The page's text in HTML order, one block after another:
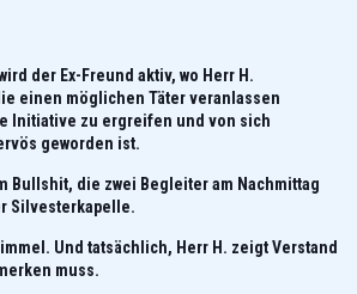
der Ex-Freund aktiv, wo Herr H.
einen möglichen Täter veranlassen
Initiative zu ergreifen und von sich
geworden ist.
Bullshit, die zwei Begleiter am Nachmittag
Silvesterkapelle.
Und tatsächlich, Herr H. zeigt Verstand
muss.